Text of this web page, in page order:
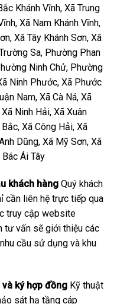
Khánh Vĩnh, Xã Trung
Xã Nam Khánh Vĩnh,
Xã Tây Khánh Sơn, Xã
Sa, Phường Phan
Ninh Chử, Phường
Ninh Phước, Xã Phước
Nam, Xã Cà Ná, Xã
Ninh Hải, Xã Xuân
Xã Công Hải, Xã
Dũng, Xã Mỹ Sơn, Xã
Ái Tây
khách hàng Quý khách
cần liên hệ trực tiếp qua
truy cập website
tư vấn sẽ giới thiệu các
cầu sử dụng và khu
ký hợp đồng Kỹ thuật
sát hạ tầng cáp